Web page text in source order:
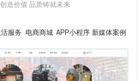
造价值 品质铸就未来
服务 电商商城 APP小程序 新媒体案例